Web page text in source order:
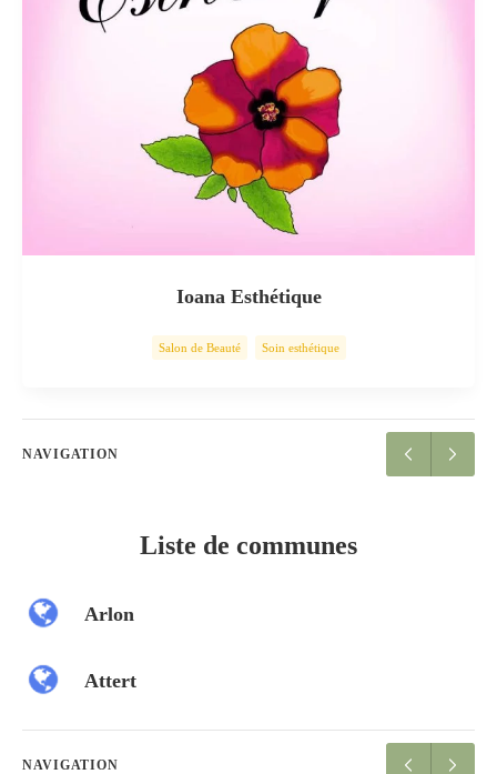
Ioana Esthétique
Salon de Beauté Soin esthétique
NAVIGATION
Liste de communes
Arlon
Attert
NAVIGATION